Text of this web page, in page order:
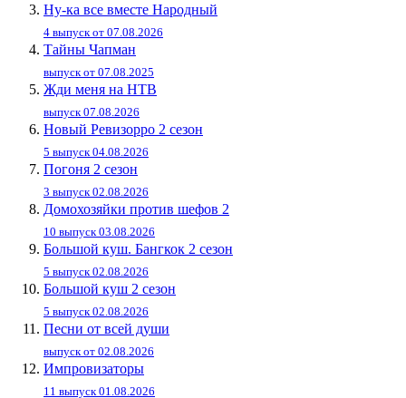
Ну-ка все вместе Народный
4 выпуск от 07.08.2026
Тайны Чапман
выпуск от 07.08.2025
Жди меня на НТВ
выпуск 07.08.2026
Новый Ревизорро 2 сезон
5 выпуск 04.08.2026
Погоня 2 сезон
3 выпуск 02.08.2026
Домохозяйки против шефов 2
10 выпуск 03.08.2026
Большой куш. Бангкок 2 сезон
5 выпуск 02.08.2026
Большой куш 2 сезон
5 выпуск 02.08.2026
Песни от всей души
выпуск от 02.08.2026
Импровизаторы
11 выпуск 01.08.2026